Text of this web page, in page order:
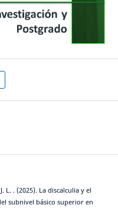
L. . (2025). La discalculia y el
subnivel básico superior en